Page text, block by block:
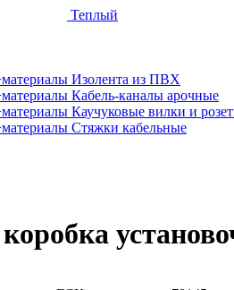
Теплый
Изолента из ПВХ
Кабель-каналы арочные
Каучуковые вилки и
Стяжки кабельные